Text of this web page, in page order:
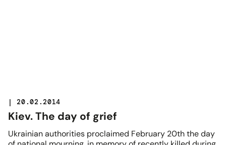
| 20.02.2014
Kiev. The day of grief
Ukrainian authorities proclaimed February 20th the day